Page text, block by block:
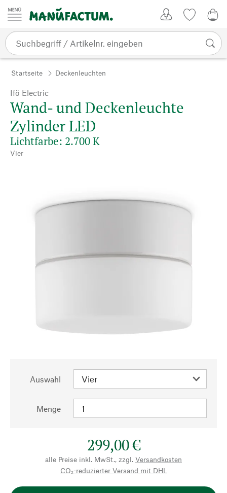
Zum Inhalt springen
Startseite Deckenleuchten
Ifö Electric
Wand- und Deckenleuchte
Zylinder LED
Lichtfarbe: 2.700 K
Vier
Auswahl
Menge
299,00 €
alle Preise inkl. MwSt., zzgl. Versandkosten
CO₂-reduzierter Versand mit DHL